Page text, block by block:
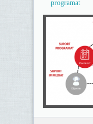
programat